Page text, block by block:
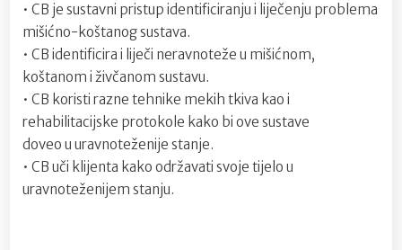
• CB je sustavni pristup identificiranju i liječenju problema
mišićno-koštanog sustava.
• CB identificira i liječi neravnoteže u mišićnom,
koštanom i živčanom sustavu.
• CB koristi razne tehnike mekih tkiva kao i
rehabilitacijske protokole kako bi ove sustave
doveo u uravnoteženije stanje.
• CB uči klijenta kako održavati svoje tijelo u
uravnoteženijem stanju.